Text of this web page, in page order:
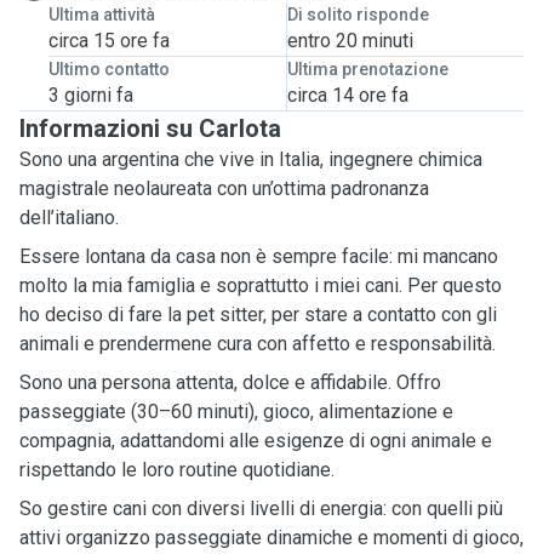
Ultima attività
circa 15 ore fa
Di solito risponde
entro 20 minuti
Ultimo contatto
3 giorni fa
Ultima prenotazione
circa 14 ore fa
Informazioni su Carlota
Sono una argentina che vive in Italia, ingegnere chimica
magistrale neolaureata con un’ottima padronanza
dell’italiano.
Essere lontana da casa non è sempre facile: mi mancano
molto la mia famiglia e soprattutto i miei cani. Per questo
ho deciso di fare la pet sitter, per stare a contatto con gli
animali e prendermene cura con affetto e responsabilità.
Sono una persona attenta, dolce e affidabile. Offro
passeggiate (30–60 minuti), gioco, alimentazione e
compagnia, adattandomi alle esigenze di ogni animale e
rispettando le loro routine quotidiane.
So gestire cani con diversi livelli di energia: con quelli più
attivi organizzo passeggiate dinamiche e momenti di gioco,